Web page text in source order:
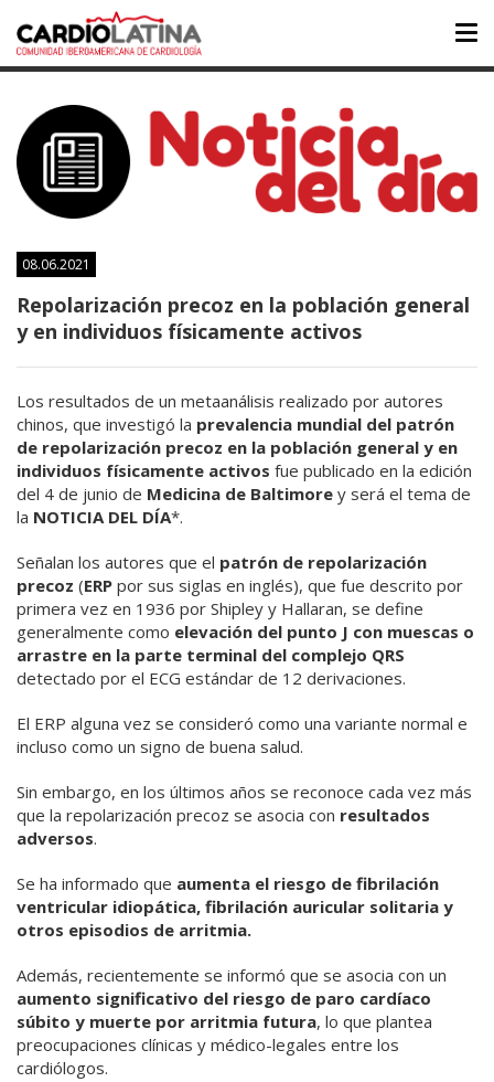
08.06.2021
Repolarización precoz en la población general
y en individuos físicamente activos
Los resultados de un metaanálisis realizado por autores
chinos, que investigó la prevalencia mundial del patrón
de repolarización precoz en la población general y en
individuos físicamente activos fue publicado en la edición
del 4 de junio de Medicina de Baltimore y será el tema de
la NOTICIA DEL DÍA*.
Señalan los autores que el patrón de repolarización
precoz (ERP por sus siglas en inglés), que fue descrito por
primera vez en 1936 por Shipley y Hallaran, se define
generalmente como elevación del punto J con muescas o
arrastre en la parte terminal del complejo QRS
detectado por el ECG estándar de 12 derivaciones.
El ERP alguna vez se consideró como una variante normal e
incluso como un signo de buena salud.
Sin embargo, en los últimos años se reconoce cada vez más
que la repolarización precoz se asocia con resultados
adversos.
Se ha informado que aumenta el riesgo de fibrilación
ventricular idiopática, fibrilación auricular solitaria y
otros episodios de arritmia.
Además, recientemente se informó que se asocia con un
aumento significativo del riesgo de paro cardíaco
súbito y muerte por arritmia futura, lo que plantea
preocupaciones clínicas y médico-legales entre los
cardiólogos.